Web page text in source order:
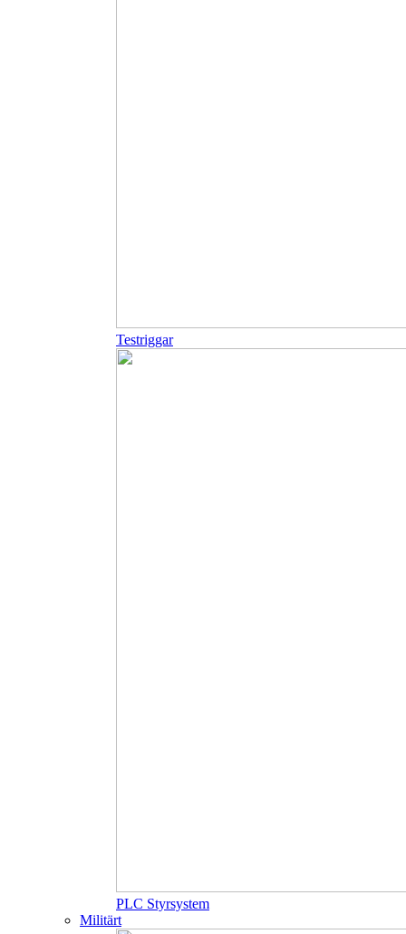
Testriggar
PLC Styrsystem
Militärt